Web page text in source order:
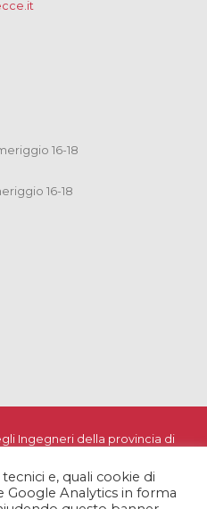
16-18
16-18
Ingegneri della provincia di
Legali -Dichiarazione di
e, quali cookie di
Google Analytics in forma